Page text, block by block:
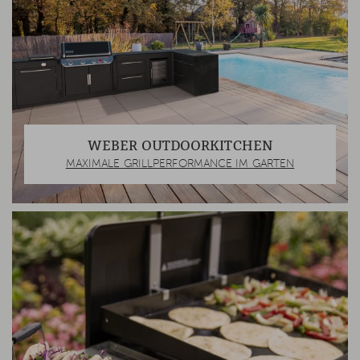
WEBER OUTDOORKITCHEN
MAXIMALE GRILLPERFORMANCE IM GARTEN